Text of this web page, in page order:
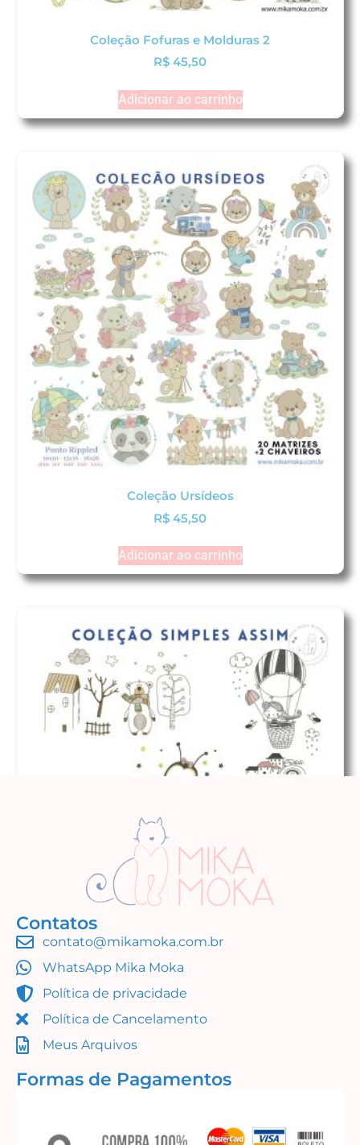
Coleção Fofuras e Molduras 2
R$ 45,50
Adicionar ao carrinho
Coleção Ursídeos
R$ 45,50
Adicionar ao carrinho
R$45,50
Adicionar ao carrinho
Contatos
contato@mikamoka.com.br
WhatsApp Mika Moka
Política de privacidade
Política de Cancelamento
Meus Arquivos
Formas de Pagamentos